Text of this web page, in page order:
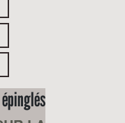
épinglés